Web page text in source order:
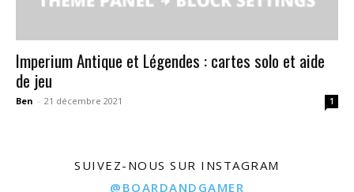
Imperium Antique et Légendes : cartes solo et aide
de jeu
Ben - 21 décembre 2021 1
SUIVEZ-NOUS SUR INSTAGRAM
@BOARDANDGAMER